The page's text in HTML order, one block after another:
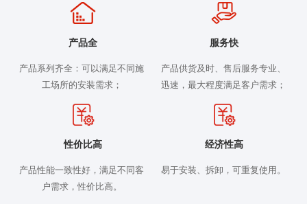
产品全
产品系列齐全：可以满足不同施
工场所的安装需求；
服务快
产品供货及时、售后服务专业、
迅速，最大程度满足客户需求；
性价比高
产品性能一致性好，满足不同客
户需求，性价比高。
经济性高
易于安装、拆卸，可重复使用。